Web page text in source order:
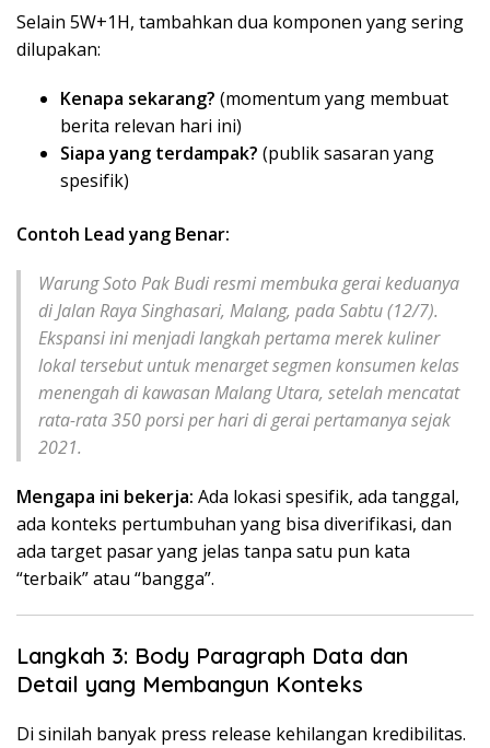
Selain 5W+1H, tambahkan dua komponen yang sering
dilupakan:
Kenapa sekarang? (momentum yang membuat
berita relevan hari ini)
Siapa yang terdampak? (publik sasaran yang
spesifik)
Contoh Lead yang Benar:
Warung Soto Pak Budi resmi membuka gerai keduanya
di Jalan Raya Singhasari, Malang, pada Sabtu (12/7).
Ekspansi ini menjadi langkah pertama merek kuliner
lokal tersebut untuk menarget segmen konsumen kelas
menengah di kawasan Malang Utara, setelah mencatat
rata-rata 350 porsi per hari di gerai pertamanya sejak
2021.
Mengapa ini bekerja: Ada lokasi spesifik, ada tanggal,
ada konteks pertumbuhan yang bisa diverifikasi, dan
ada target pasar yang jelas tanpa satu pun kata
“terbaik” atau “bangga”.
Langkah 3: Body Paragraph Data dan
Detail yang Membangun Konteks
Di sinilah banyak press release kehilangan kredibilitas.